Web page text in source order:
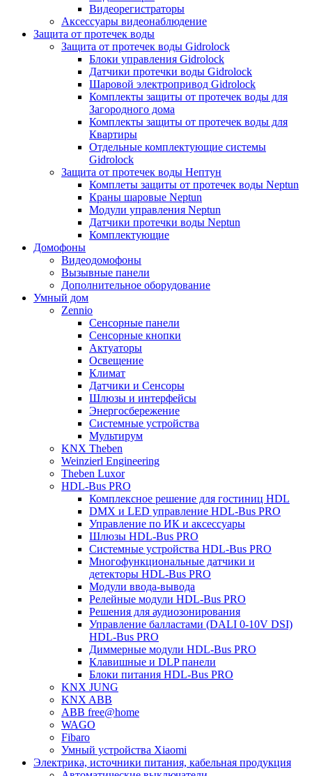
Видеорегистраторы
Аксессуары видеонаблюдение
Защита от протечек воды
Защита от протечек воды Gidrolock
Блоки управления Gidrolock
Датчики протечки воды Gidrolock
Шаровой электропривод Gidrolock
Комплекты защиты от протечек воды для
Загородного дома
Комплекты защиты от протечек воды для
Квартиры
Отдельные комплектующие системы
Gidrolock
Защита от протечек воды Нептун
Комплеты защиты от протечек воды Neptun
Краны шаровые Neptun
Модули управления Neptun
Датчики протечки воды Neptun
Комплектующие
Домофоны
Видеодомофоны
Вызывные панели
Дополнительное оборудование
Умный дом
Zennio
Сенсорные панели
Сенсорные кнопки
Актуаторы
Освещение
Климат
Датчики и Сенсоры
Шлюзы и интерфейсы
Энергосбережение
Системные устройства
Мультирум
KNX Theben
Weinzierl Engineering
Theben Luxor
HDL-Bus PRO
Комплексное решение для гостиниц HDL
DMX и LED управление HDL-Bus PRO
Управление по ИК и аксессуары
Шлюзы HDL-Bus PRO
Системные устройства HDL-Bus PRO
Многофункциональные датчики и
детекторы HDL-Bus PRO
Модули ввода-вывода
Релейные модули HDL-Bus PRO
Решения для аудиозонирования
Управление балластами (DALI 0-10V DSI)
HDL-Bus PRO
Диммерные модули HDL-Bus PRO
Клавишные и DLP панели
Блоки питания HDL-Bus PRO
KNX JUNG
KNX ABB
ABB free@home
WAGO
Fibaro
Умный устройства Xiaomi
Электрика, источники питания, кабельная продукция